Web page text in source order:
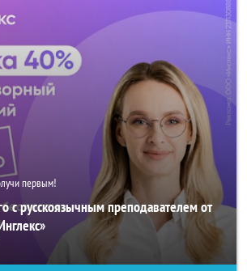
первым!
с русскоязычным преподавателем от